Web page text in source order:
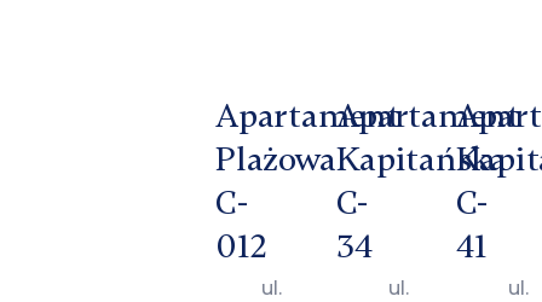
Apartament
Plażowa
C-
012
ul.
Apartament
Kapitańska
C-
34
ul.
C-
41
ul.